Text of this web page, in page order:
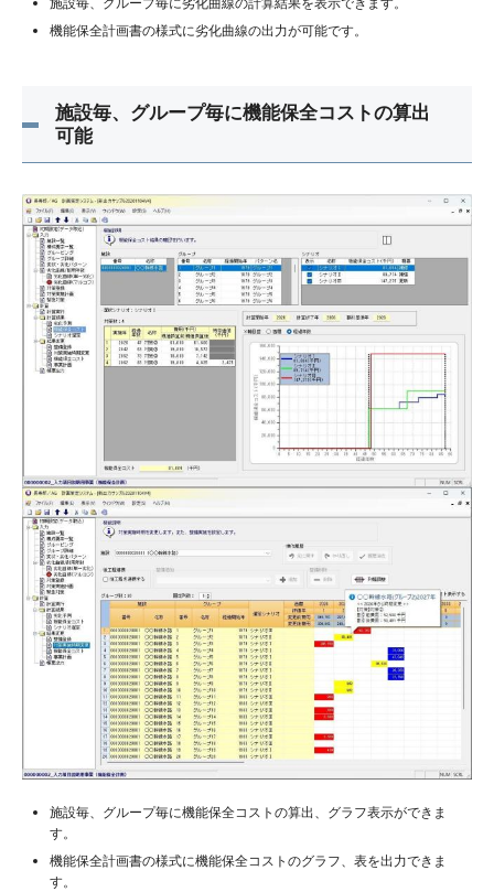
機能保全計画書の様式に劣化曲線の出力が可能です。
施設毎、グループ毎に機能保全コストの算出
可能
施設毎、グループ毎に機能保全コストの算出、グラフ表示ができま
す。
機能保全計画書の様式に機能保全コストのグラフ、表を出力できま
す。